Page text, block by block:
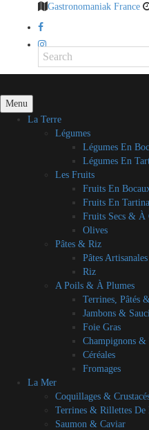
Gastronomaniak France
Menu
La Terre
Légumes
Légumes En
Légumes En
Les Fruits
Fruits En
Fruits En
Fruits Secs & À
Olives
Pâtes & Riz
Pâtes Artisanales
Riz
A Poils & À Plumes
Terrines, Pâtés
Jambons &
Foie Gras
Champignons
Céréales
Fromages
La Mer
Coquillages &
Terrines & Rillettes De
Saumon & Caviar